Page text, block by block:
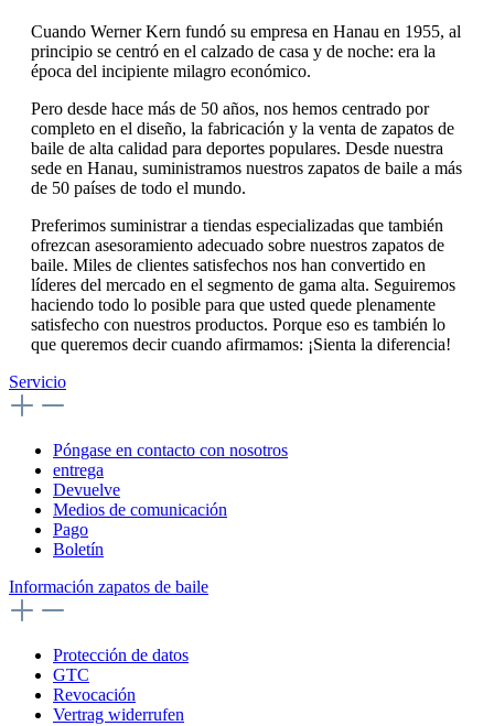
Cuando Werner Kern fundó su empresa en Hanau en 1955, al
principio se centró en el calzado de casa y de noche: era la
época del incipiente milagro económico.
Pero desde hace más de 50 años, nos hemos centrado por
completo en el diseño, la fabricación y la venta de zapatos de
baile de alta calidad para deportes populares. Desde nuestra
sede en Hanau, suministramos nuestros zapatos de baile a más
de 50 países de todo el mundo.
Preferimos suministrar a tiendas especializadas que también
ofrezcan asesoramiento adecuado sobre nuestros zapatos de
baile. Miles de clientes satisfechos nos han convertido en
líderes del mercado en el segmento de gama alta. Seguiremos
haciendo todo lo posible para que usted quede plenamente
satisfecho con nuestros productos. Porque eso es también lo
que queremos decir cuando afirmamos: ¡Sienta la diferencia!
Servicio
Póngase en contacto con nosotros
entrega
Devuelve
Medios de comunicación
Pago
Boletín
Información zapatos de baile
Protección de datos
GTC
Revocación
Vertrag widerrufen